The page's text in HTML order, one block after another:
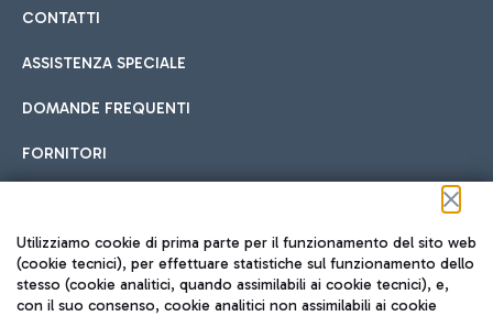
CONTATTI
ASSISTENZA SPECIALE
DOMANDE FREQUENTI
FORNITORI
Seguici sui social
Utilizziamo cookie di prima parte per il funzionamento del sito web
(cookie tecnici), per effettuare statistiche sul funzionamento dello
stesso (cookie analitici, quando assimilabili ai cookie tecnici), e,
con il suo consenso, cookie analitici non assimilabili ai cookie